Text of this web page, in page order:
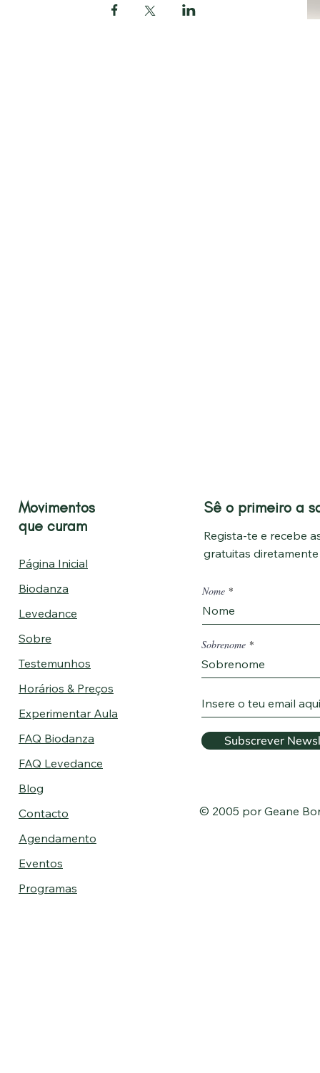
Movimentos
que curam
Página Inicial
Biodanza
Levedance
Sobre
Testemunhos
Horários & Preços
Experimentar Aula
FAQ Biodanza
FAQ Levedance
Blog
Contacto
Agendamento
Eventos
Programas
Sê o primeiro a
Regista-te e recebe
gratuitas
Nome
Sobrenome
Subscrever
© 2005 por Geane